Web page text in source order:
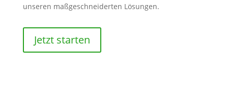
unseren maßgeschneiderten Lösungen.
Jetzt starten